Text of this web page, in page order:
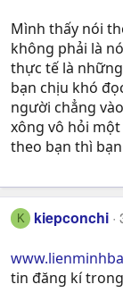
Mình thấy nói
không phải là
thực tế là
bạn chịu khó
người chẳng
xông vô hỏi
theo bạn thì
K kiepconchi
tin đăng kí